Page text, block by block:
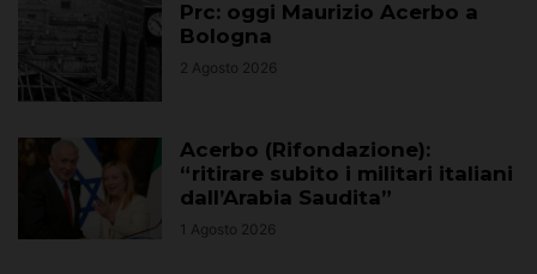
Prc: oggi Maurizio Acerbo a
Bologna
2 Agosto 2026
Acerbo (Rifondazione):
“ritirare subito i militari italiani
dall’Arabia Saudita”
1 Agosto 2026